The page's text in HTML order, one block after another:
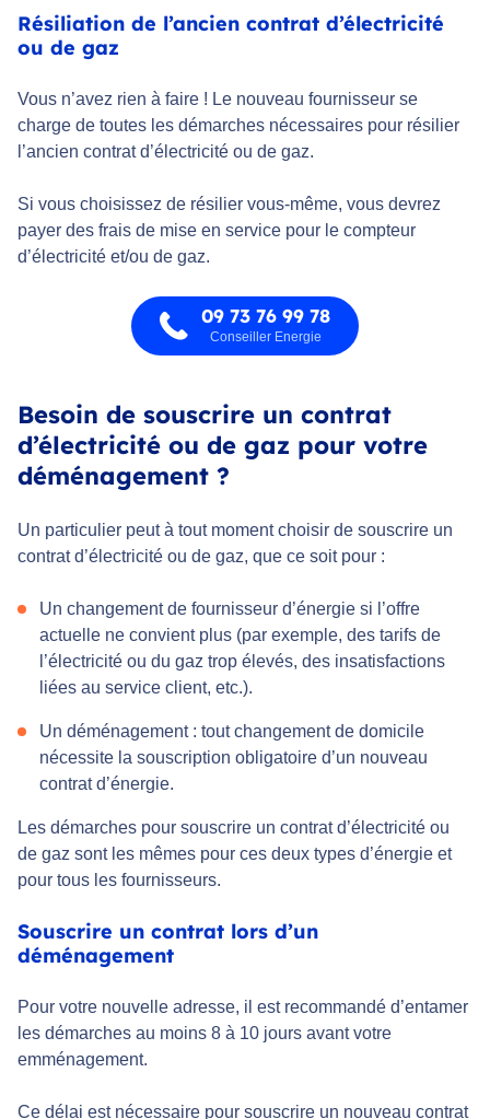
Résiliation de l’ancien contrat d’électricité
ou de gaz
Vous n’avez rien à faire ! Le nouveau fournisseur se
charge de toutes les démarches nécessaires pour résilier
l’ancien contrat d’électricité ou de gaz.
Si vous choisissez de résilier vous-même, vous devrez
payer des frais de mise en service pour le compteur
d’électricité et/ou de gaz.
09 73 76 99 78
Conseiller Energie
Besoin de souscrire un contrat
d’électricité ou de gaz pour votre
déménagement ?
Un particulier peut à tout moment choisir de souscrire un
contrat d’électricité ou de gaz, que ce soit pour :
Un changement de fournisseur d’énergie si l’offre
actuelle ne convient plus (par exemple, des tarifs de
l’électricité ou du gaz trop élevés, des insatisfactions
liées au service client, etc.).
Un déménagement : tout changement de domicile
nécessite la souscription obligatoire d’un nouveau
contrat d’énergie.
Les démarches pour souscrire un contrat d’électricité ou
de gaz sont les mêmes pour ces deux types d’énergie et
pour tous les fournisseurs.
Souscrire un contrat lors d’un
déménagement
Pour votre nouvelle adresse, il est recommandé d’entamer
les démarches au moins 8 à 10 jours avant votre
emménagement.
Ce délai est nécessaire pour souscrire un nouveau contrat